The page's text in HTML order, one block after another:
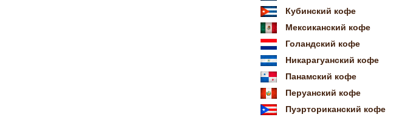
Кубинский кофе
Мексиканский кофе
Голандский кофе
Никарагуанский кофе
Панамский кофе
Перуанский кофе
Пуэрториканский кофе